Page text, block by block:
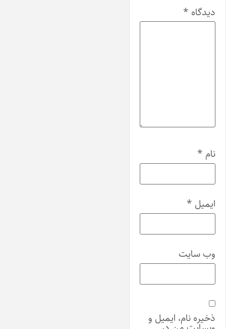
دیدگاه *
نام *
ایمیل *
وب‌ سایت
ذخیره نام، ایمیل و